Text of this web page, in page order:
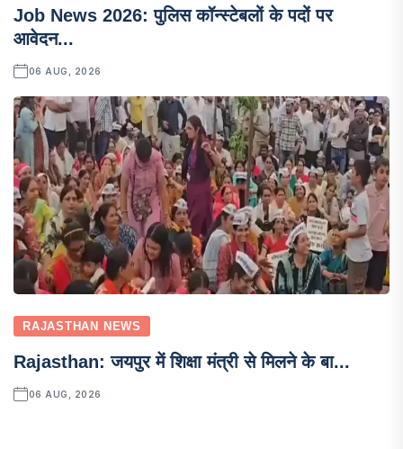
Job News 2026: पुलिस कॉन्स्टेबलों के पदों पर
आवेदन...
06 AUG, 2026
RAJASTHAN NEWS
Rajasthan: जयपुर में शिक्षा मंत्री से मिलने के बा...
06 AUG, 2026